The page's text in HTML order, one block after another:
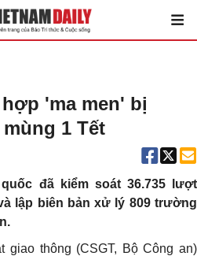
'ma men' bị
1 Tết
đã kiểm soát 36.735 lượt
lập biên bản xử lý 809 trường
giao thông (CSGT, Bộ Công an)